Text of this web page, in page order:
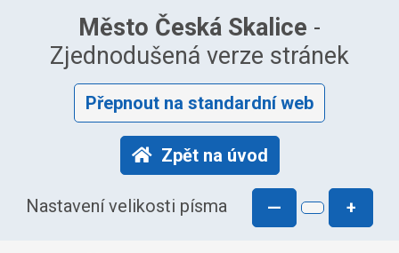
Město Česká Skalice -
Zjednodušená verze stránek
Přepnout na standardní web
Zpět na úvod
Nastavení velikosti písma — +